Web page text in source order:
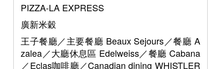
PIZZA-LA EXPRESS
廣新米穀
王子餐廳／主要餐廳 Beaux Sejours／餐廳 A
zalea／大廳休息區 Edelweiss／餐廳 Cabana
／Eclas咖啡廳／Canadian dining WHISTLER